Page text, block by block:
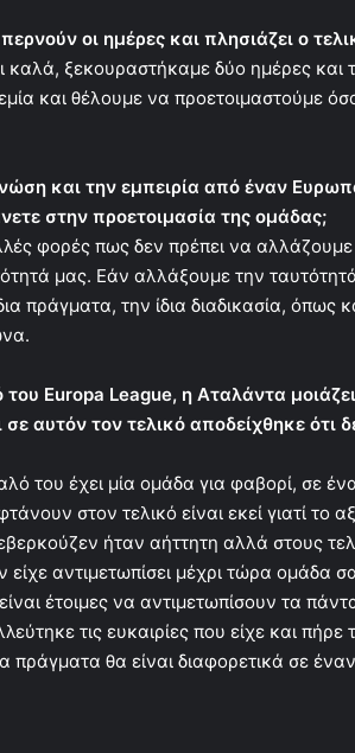
οι ημέρες και πλησιάζει ο
καλά, ξεκουραστήκαμε δύο ημέρες
και θέλουμε να προετοιμαστούμε
και την εμπειρία από έναν
στην προετοιμασία της ομάδας;
φορές πως δεν πρέπει να
μας. Εάν αλλάξουμε την
πράγματα, την ίδια διαδικασία, όπως
του Europa League, η Αταλάντα
αυτόν τον τελικό αποδείχθηκε ότι
του έχει μία ομάδα για φαβορί, σε
στον τελικό είναι εκεί γιατί το
ήταν αήττητη αλλά στους
είχε αντιμετωπίσει μέχρι τώρα ομάδα
έτοιμες να αντιμετωπίσουν τα
τις ευκαιρίες που είχε και πήρε
πράγματα θα είναι διαφορετικά σε